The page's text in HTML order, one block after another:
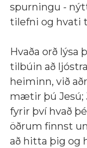
spurningu -
tilefni og hvati
Hvaða orð lýsa
tilbúin að
heiminn, við
mætir þú Jesú;
fyrir því hvað
öðrum finnst
að hitta þig og